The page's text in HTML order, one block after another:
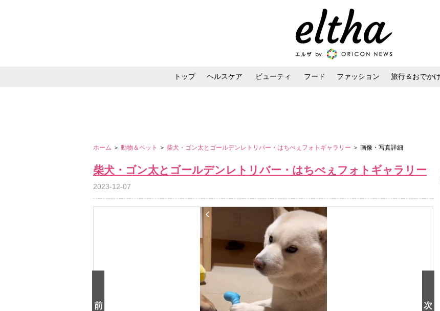
トップ ヘルスケア ビューティ フード ファッション 旅行＆おでかけ
ホーム ＞ 動物＆ペット ＞ 柴犬・ゴン太とゴールデンレトリバー・はちべぇフォトギャラリー ＞ 画像・写真詳細
柴犬・ゴン太とゴールデンレトリバー・はちべぇフォトギャラリー
2023-12-07